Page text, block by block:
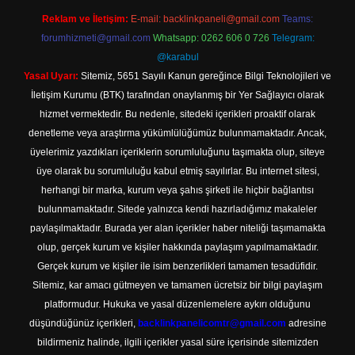
Reklam ve İletişim: E-mail: backlinkpaneli@gmail.com Teams:
forumhizmeti@gmail.com Whatsapp: 0262 606 0 726 Telegram:
@karabul
Yasal Uyarı: Sitemiz, 5651 Sayılı Kanun gereğince Bilgi Teknolojileri ve
İletişim Kurumu (BTK) tarafından onaylanmış bir Yer Sağlayıcı olarak
hizmet vermektedir. Bu nedenle, sitedeki içerikleri proaktif olarak
denetleme veya araştırma yükümlülüğümüz bulunmamaktadır. Ancak,
üyelerimiz yazdıkları içeriklerin sorumluluğunu taşımakta olup, siteye
üye olarak bu sorumluluğu kabul etmiş sayılırlar. Bu internet sitesi,
herhangi bir marka, kurum veya şahıs şirketi ile hiçbir bağlantısı
bulunmamaktadır. Sitede yalnızca kendi hazırladığımız makaleler
paylaşılmaktadır. Burada yer alan içerikler haber niteliği taşımamakta
olup, gerçek kurum ve kişiler hakkında paylaşım yapılmamaktadır.
Gerçek kurum ve kişiler ile isim benzerlikleri tamamen tesadüfidir.
Sitemiz, kar amacı gütmeyen ve tamamen ücretsiz bir bilgi paylaşım
platformudur. Hukuka ve yasal düzenlemelere aykırı olduğunu
düşündüğünüz içerikleri, backlinkpanelicomtr@gmail.com adresine
bildirmeniz halinde, ilgili içerikler yasal süre içerisinde sitemizden